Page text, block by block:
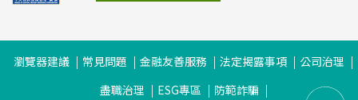
瀏覽器建議 常見問題 金融友善服務 法定揭露事項
公司治理
盡職治理
ESG專區 防範詐騙